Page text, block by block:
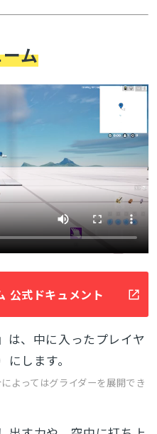
ム
公式ドキュメント
は、中に入ったプレイヤ
します。
よってはグライダーを展開でき